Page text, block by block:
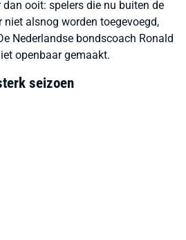
ooit: spelers die nu buiten de
niet alsnog worden toegevoegd,
Nederlandse bondscoach Ronald
openbaar gemaakt.
seizoen